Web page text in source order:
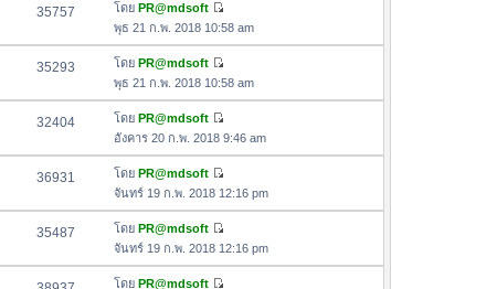
สุ
ม
ล่
สุ
ค
ว
ม
ล่
สุ
35757 โดย PR@mdsoft
ดู
ข้
ค
ว
ม
ล่
สุ
พุธ 21 ก.พ. 2018 10:58 am
35293 โดย PR@mdsoft
ดู
ข้
ค
ว
ม
ล่
สุ
พุธ 21 ก.พ. 2018 10:58 am
32404 โดย PR@mdsoft
ดู
ข้
ค
ว
ม
ล่
อังคาร 20 ก.พ. 2018 9:46 am
36931 โดย PR@mdsoft
ดู
ข้
ค
ว
จันทร์ 19 ก.พ. 2018 12:16 pm
35487 โดย PR@mdsoft
ดู
ข้
จันทร์ 19 ก.พ. 2018 12:16 pm
โดย PR@mdsoft